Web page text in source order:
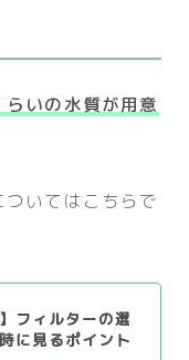
いの水質が用意
いてはこちらで
フィルターの選
に見るポイント